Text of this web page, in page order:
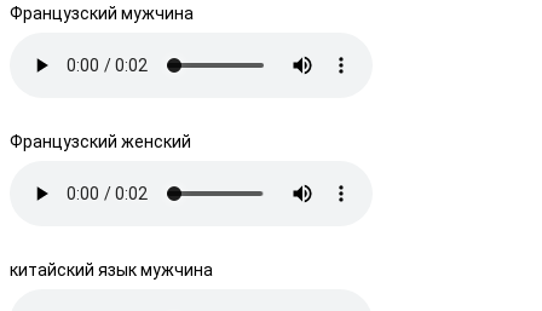
Французский мужчина
Французский женский
китайский язык мужчина